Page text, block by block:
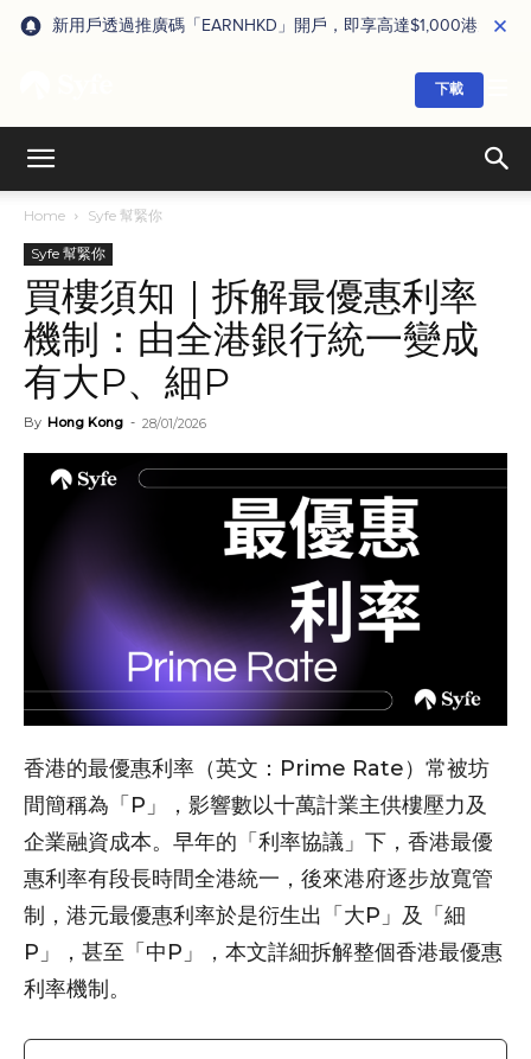
新用戶透過推廣碼「EARNHKD」開戶，即享高達$1,000港元獎賞
下載
Home Syfe 幫緊你
Syfe 幫緊你
買樓須知｜拆解最優惠利率
機制：由全港銀行統一變成
有大P、細P
By Hong Kong - 28/01/2026
香港的最優惠利率（英文：Prime Rate）常被坊
間簡稱為「P」，影響數以十萬計業主供樓壓力及
企業融資成本。早年的「利率協議」下，香港最優
惠利率有段長時間全港統一，後來港府逐步放寬管
制，港元最優惠利率於是衍生出「大P」及「細
P」，甚至「中P」，本文詳細拆解整個香港最優惠
利率機制。